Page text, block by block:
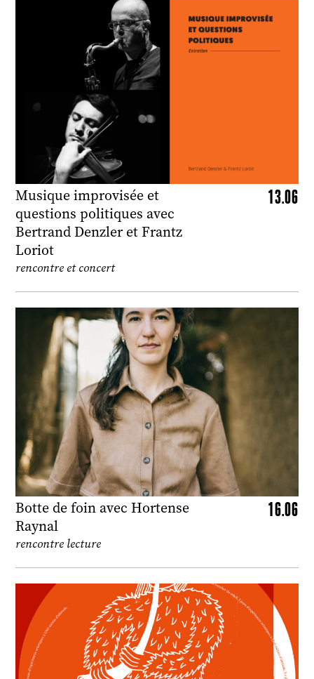
Musique improvisée et
questions politiques avec
Bertrand Denzler et Frantz
Loriot
13.06
rencontre et concert
Botte de foin avec Hortense
Raynal
16.06
rencontre lecture